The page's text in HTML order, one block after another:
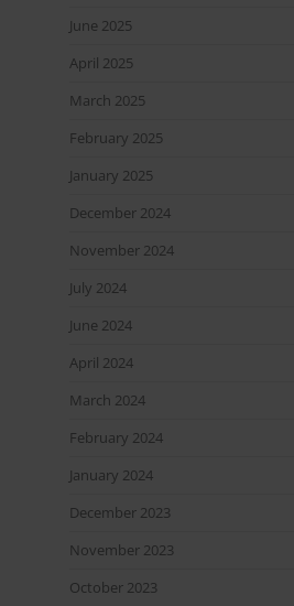
June 2025
April 2025
March 2025
February 2025
January 2025
December 2024
November 2024
July 2024
June 2024
April 2024
March 2024
February 2024
January 2024
December 2023
November 2023
October 2023